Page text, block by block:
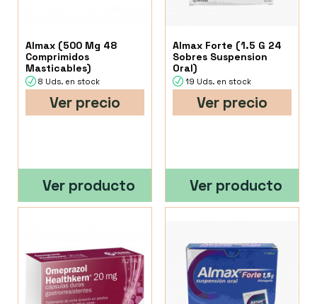
Almax (500 Mg 48
Comprimidos
Masticables)
8 Uds. en stock
Ver precio
Ver producto
Almax Forte (1.5 G 24
Sobres Suspension
Oral)
19 Uds. en stock
Ver precio
Ver producto